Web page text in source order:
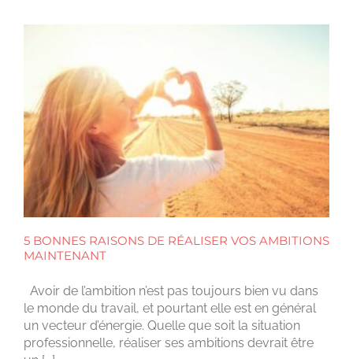
5 BONNES RAISONS DE RÉALISER VOS AMBITIONS
MAINTENANT
Avoir de l’ambition n’est pas toujours bien vu dans
le monde du travail, et pourtant elle est en général
un vecteur d’énergie. Quelle que soit la situation
professionnelle, réaliser ses ambitions devrait être